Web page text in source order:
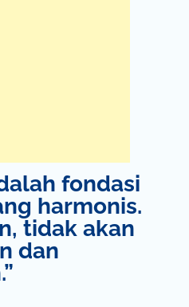
fondasi
harmonis.
tidak akan
dan